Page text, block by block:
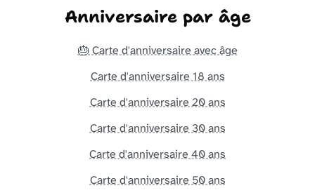
Anniversaire par âge
🎂 Carte d'anniversaire avec âge
Carte d'anniversaire 18 ans
Carte d'anniversaire 20 ans
Carte d'anniversaire 30 ans
Carte d'anniversaire 40 ans
Carte d'anniversaire 50 ans